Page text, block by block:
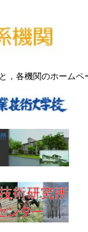
，各機関のホームペ